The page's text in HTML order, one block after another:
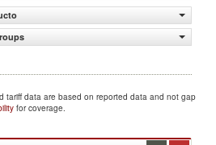
tariff data are based on reported data and not gap
for coverage.